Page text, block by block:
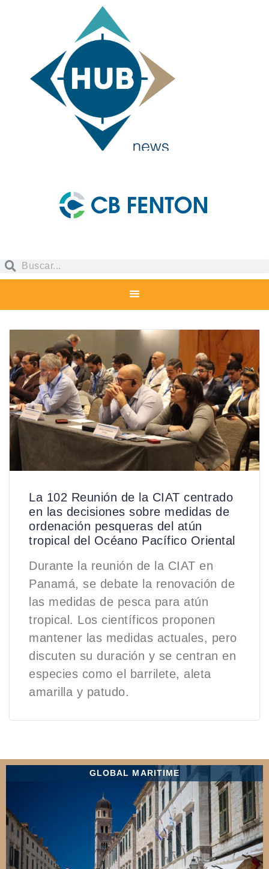
La 102 Reunión de la CIAT centrado
en las decisiones sobre medidas de
ordenación pesqueras del atún
tropical del Océano Pacífico Oriental
Durante la reunión de la CIAT en
Panamá, se debate la renovación de
las medidas de pesca para atún
tropical. Los científicos proponen
mantener las medidas actuales, pero
discuten su duración y se centran en
especies como el barrilete, aleta
amarilla y patudo.
GLOBAL MARITIME